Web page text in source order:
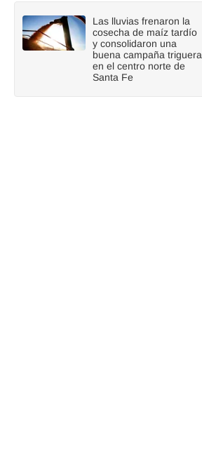
Las lluvias frenaron la
cosecha de maíz tardío
y consolidaron una
buena campaña triguera
en el centro norte de
Santa Fe